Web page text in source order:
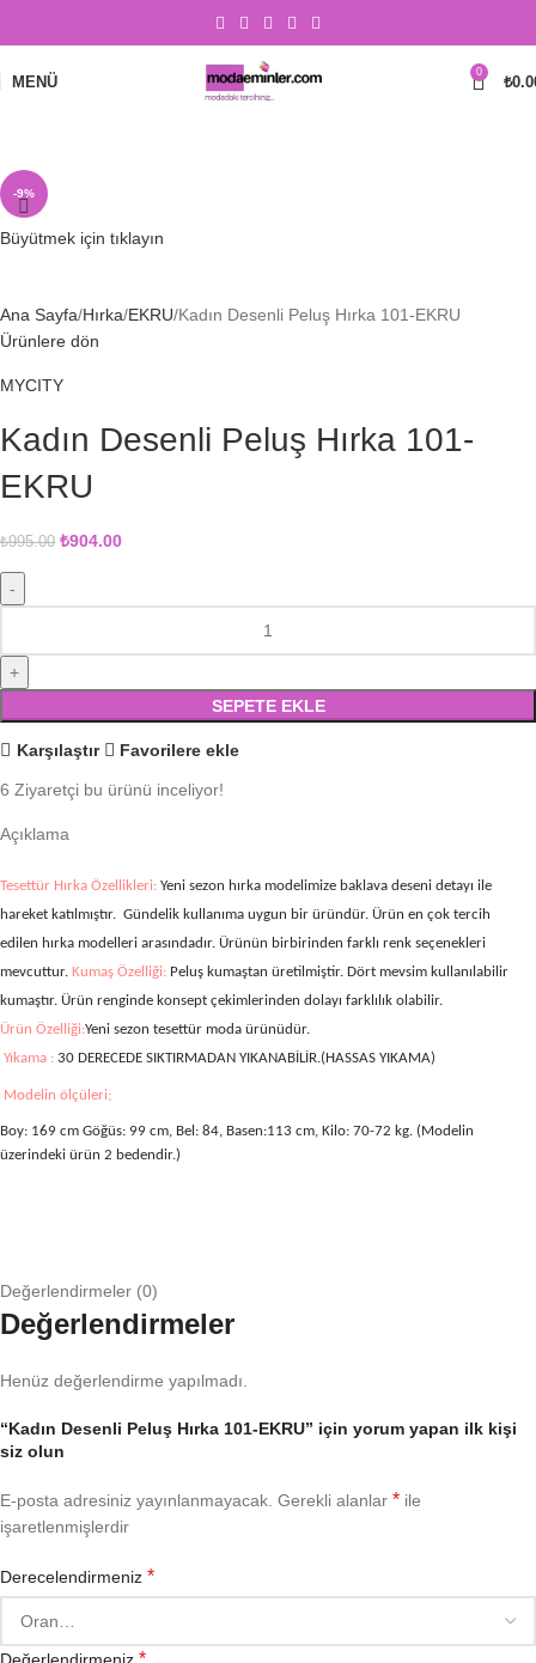
MENÜ
0
₺
-9%
Büyütmek için tıklayın
Ana Sayfa Hırka EKRU Kadın Desenli Peluş Hırka 101-EKRU
Ürünlere dön
MYCITY
Kadın Desenli Peluş Hırka 101-
EKRU
₺995.00 ₺904.00
SEPETE EKLE
Karşılaştır Favorilere ekle
6 Ziyaretçi bu ürünü inceliyor!
Açıklama
Tesettür Hırka Özellikleri: Yeni sezon hırka modelimize baklava deseni detayı ile
hareket katılmıştır. Gündelik kullanıma uygun bir üründür. Ürün en çok tercih
edilen hırka modelleri arasındadır. Ürünün birbirinden farklı renk seçenekleri
mevcuttur. Kumaş Özelliği: Peluş kumaştan üretilmiştir. Dört mevsim kullanılabilir
kumaştır. Ürün renginde konsept çekimlerinden dolayı farklılık olabilir.
Ürün Özelliği:Yeni sezon tesettür moda ürünüdür.
Yıkama : 30 DERECEDE SIKTIRMADAN YIKANABİLİR.(HASSAS YIKAMA)
Modelin ölçüleri;
Boy: 169 cm Göğüs: 99 cm, Bel: 84, Basen:113 cm, Kilo: 70-72 kg. (Modelin
üzerindeki ürün 2 bedendir.)
Değerlendirmeler (0)
Değerlendirmeler
Henüz değerlendirme yapılmadı.
“Kadın Desenli Peluş Hırka 101-EKRU” için yorum yapan ilk kişi
siz olun
E-posta adresiniz yayınlanmayacak. Gerekli alanlar * ile
işaretlenmişlerdir
Derecelendirmeniz *